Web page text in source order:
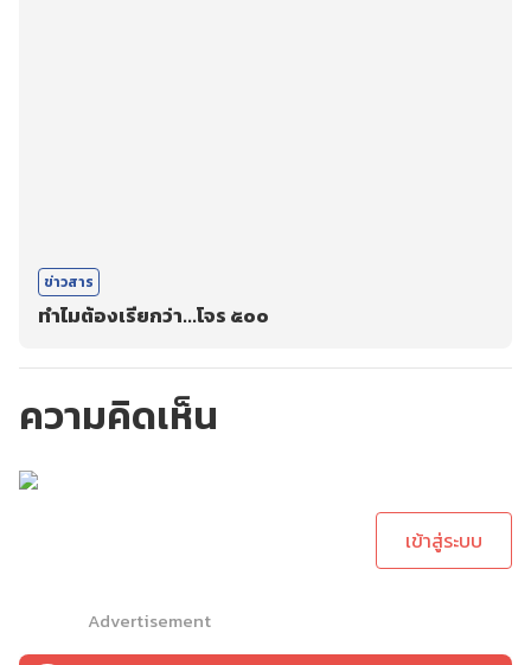
ข่าวสาร
ทำไมต้องเรียกว่า...โจร ๕๐๐
ความคิดเห็น
เข้าสู่ระบบ
Advertisement